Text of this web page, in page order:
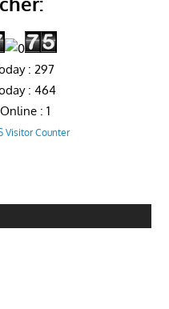
: 297
: 464
: 1
Visitor Counter